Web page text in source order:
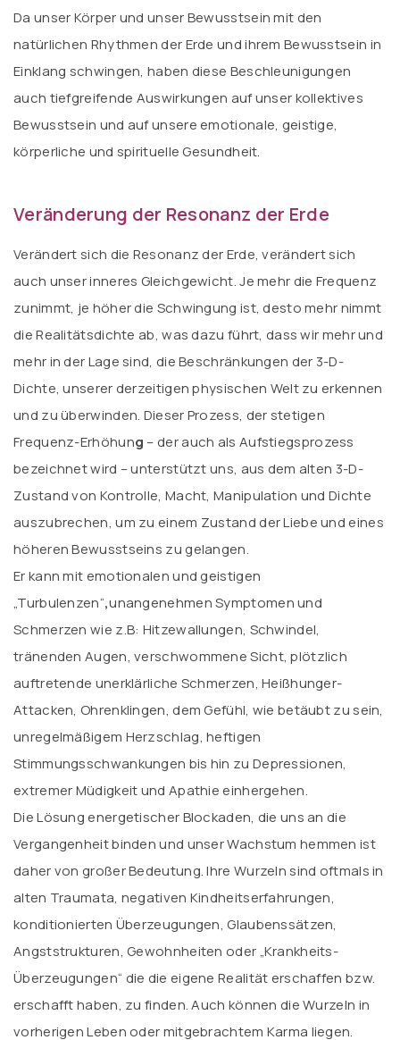
Da unser Körper und unser Bewusstsein mit den
natürlichen Rhythmen der Erde und ihrem Bewusstsein in
Einklang schwingen, haben diese Beschleunigungen
auch tiefgreifende Auswirkungen auf unser kollektives
Bewusstsein und auf unsere emotionale, geistige,
körperliche und spirituelle Gesundheit.
Veränderung der Resonanz der Erde
Verändert sich die Resonanz der Erde, verändert sich
auch unser inneres Gleichgewicht. Je mehr die Frequenz
zunimmt, je höher die Schwingung ist, desto mehr nimmt
die Realitätsdichte ab, was dazu führt, dass wir mehr und
mehr in der Lage sind, die Beschränkungen der 3-D-
Dichte, unserer derzeitigen physischen Welt zu erkennen
und zu überwinden. Dieser Prozess, der stetigen
Frequenz-Erhöhung – der auch als Aufstiegsprozess
bezeichnet wird – unterstützt uns, aus dem alten 3-D-
Zustand von Kontrolle, Macht, Manipulation und Dichte
auszubrechen, um zu einem Zustand der Liebe und eines
höheren Bewusstseins zu gelangen.
Er kann mit emotionalen und geistigen
„Turbulenzen“,unangenehmen Symptomen und
Schmerzen wie z.B: Hitzewallungen, Schwindel,
tränenden Augen, verschwommene Sicht, plötzlich
auftretende unerklärliche Schmerzen, Heißhunger-
Attacken, Ohrenklingen, dem Gefühl, wie betäubt zu sein,
unregelmäßigem Herzschlag, heftigen
Stimmungsschwankungen bis hin zu Depressionen,
extremer Müdigkeit und Apathie einhergehen.
Die Lösung energetischer Blockaden, die uns an die
Vergangenheit binden und unser Wachstum hemmen ist
daher von großer Bedeutung. Ihre Wurzeln sind oftmals in
alten Traumata, negativen Kindheitserfahrungen,
konditionierten Überzeugungen, Glaubenssätzen,
Angststrukturen, Gewohnheiten oder „Krankheits-
Überzeugungen“ die die eigene Realität erschaffen bzw.
erschafft haben, zu finden. Auch können die Wurzeln in
vorherigen Leben oder mitgebrachtem Karma liegen.